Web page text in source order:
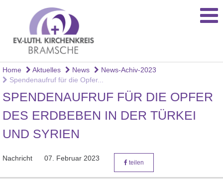
Home Aktuelles News
News-Achiv-2023
Spendenaufruf für die Opfer...
SPENDENAUFRUF FÜR DIE OPFER
DES ERDBEBEN IN DER TÜRKEI
UND SYRIEN
Nachricht 07. Februar 2023
teilen